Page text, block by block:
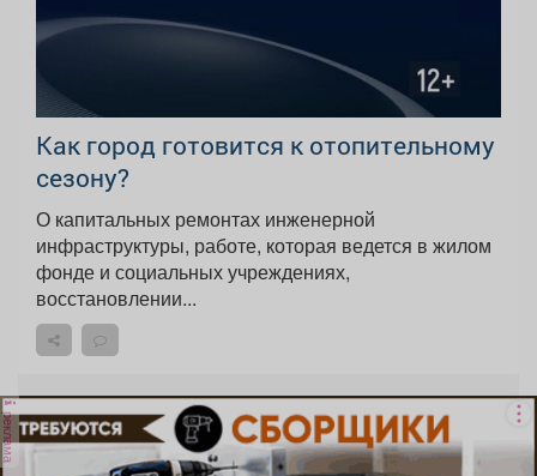
Как город готовится к отопительному
сезону?
О капитальных ремонтах инженерной
инфраструктуры, работе, которая ведется в жилом
фонде и социальных учреждениях,
восстановлении...
реклама